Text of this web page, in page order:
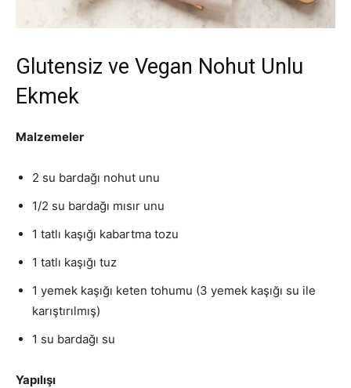
Glutensiz ve Vegan Nohut Unlu
Ekmek
Malzemeler
2 su bardağı nohut unu
1/2 su bardağı mısır unu
1 tatlı kaşığı kabartma tozu
1 tatlı kaşığı tuz
1 yemek kaşığı keten tohumu (3 yemek kaşığı su ile
karıştırılmış)
1 su bardağı su
Yapılışı